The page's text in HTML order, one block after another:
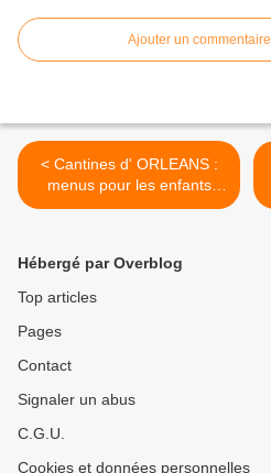
Ajouter un commentaire
< Cantines d' ORLEANS :
menus pour les enfants
végétariens
Hébergé par Overblog
Top articles
Pages
Contact
Signaler un abus
C.G.U.
Cookies et données personnelles